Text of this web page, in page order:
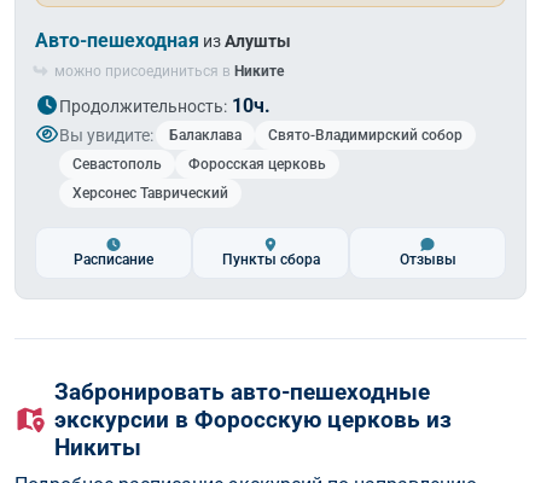
Авто-пешеходная изАлушты
можно присоединиться в Никите
Продолжительность: 10ч.
Вы увидите: Балаклава
Свято-Владимирский собор
Севастополь
Форосская церковь
Херсонес Таврический
Расписание Пункты сбора Отзывы
Забронировать авто-пешеходные
экскурсии в Форосскую церковь из
Никиты